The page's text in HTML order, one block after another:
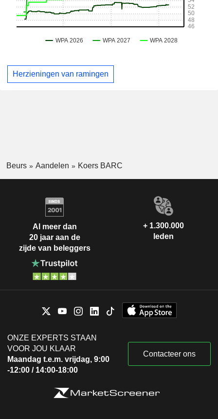
Herzieningen van ramingen
Beurs Aandelen Koers BARC
Al meer dan
20 jaar aan de
zijde van beleggers
+ 1.300.000
leden
ONZE EXPERTS STAAN
VOOR JOU KLAAR
Maandag t.e.m. vrijdag, 9:00
-12:00 / 14:00-18:00
Contacteer ons